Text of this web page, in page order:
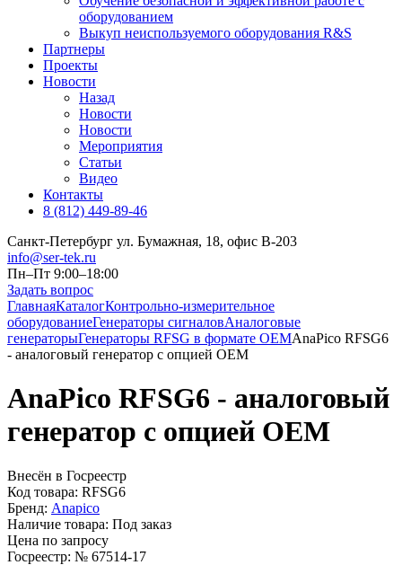
оборудованием
Выкуп неиспользуемого оборудования R&S
Партнеры
Проекты
Новости
Назад
Новости
Новости
Мероприятия
Статьи
Видео
Контакты
8 (812) 449-89-46
Санкт-Петербург ул. Бумажная, 18, офис B-203
info@ser-tek.ru
Пн–Пт 9:00–18:00
Задать вопрос
ГлавнаяКаталогКонтрольно-измерительное
оборудованиеГенераторы сигналовАналоговые
генераторыГенераторы RFSG в формате OEMAnaPico RFSG6
- аналоговый генератор с опцией OEM
AnaPico RFSG6 - аналоговый
генератор с опцией OEM
Внесён в Госреестр
Код товара: RFSG6
Бренд: Anapico
Наличие товара: Под заказ
Цена по запросу
Госреестр: № 67514-17